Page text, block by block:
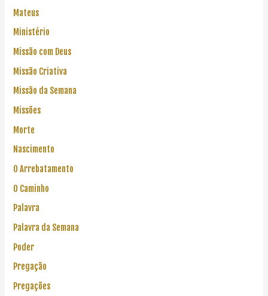
Mateus
Ministério
Missão com Deus
Missão Criativa
Missão da Semana
Missões
Morte
Nascimento
O Arrebatamento
O Caminho
Palavra
Palavra da Semana
Poder
Pregação
Pregações